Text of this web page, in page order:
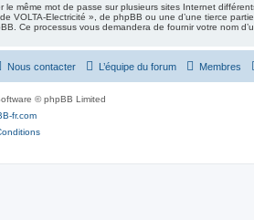
même mot de passe sur plusieurs sites Internet
Electricité », de phpBB ou une d’une tierce
Ce processus vous demandera de fournir votre nom
Membres
L’équipe du forum
Nous contacter
© phpBB Limited
fr.com